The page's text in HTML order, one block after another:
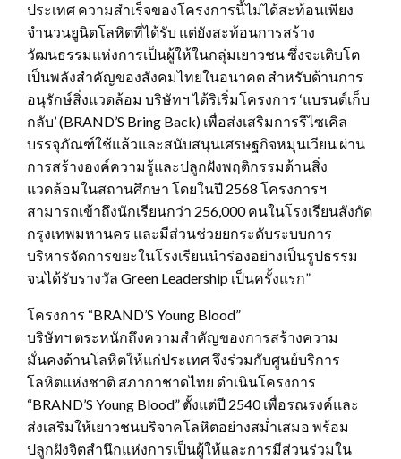
ประเทศ ความสำเร็จของโครงการนี้ไม่ได้สะท้อนเพียง
จำนวนยูนิตโลหิตที่ได้รับ แต่ยังสะท้อนการสร้าง
วัฒนธรรมแห่งการเป็นผู้ให้ในกลุ่มเยาวชน ซึ่งจะเติบโต
เป็นพลังสำคัญของสังคมไทยในอนาคต สำหรับด้านการ
อนุรักษ์สิ่งแวดล้อม บริษัทฯ ได้ริเริ่มโครงการ ‘แบรนด์เก็บ
กลับ’ (BRAND’S Bring Back) เพื่อส่งเสริมการรีไซเคิล
บรรจุภัณฑ์ใช้แล้วและสนับสนุนเศรษฐกิจหมุนเวียน ผ่าน
การสร้างองค์ความรู้และปลูกฝังพฤติกรรมด้านสิ่ง
แวดล้อมในสถานศึกษา โดยในปี 2568 โครงการฯ
สามารถเข้าถึงนักเรียนกว่า 256,000 คนในโรงเรียนสังกัด
กรุงเทพมหานคร และมีส่วนช่วยยกระดับระบบการ
บริหารจัดการขยะในโรงเรียนนำร่องอย่างเป็นรูปธรรม
จนได้รับรางวัล Green Leadership เป็นครั้งแรก”
โครงการ “BRAND’S Young Blood”
บริษัทฯ ตระหนักถึงความสำคัญของการสร้างความ
มั่นคงด้านโลหิตให้แก่ประเทศ จึงร่วมกับศูนย์บริการ
โลหิตแห่งชาติ สภากาชาดไทย ดำเนินโครงการ
“BRAND’S Young Blood” ตั้งแต่ปี 2540 เพื่อรณรงค์และ
ส่งเสริมให้เยาวชนบริจาคโลหิตอย่างสม่ำเสมอ พร้อม
ปลูกฝังจิตสำนึกแห่งการเป็นผู้ให้และการมีส่วนร่วมใน